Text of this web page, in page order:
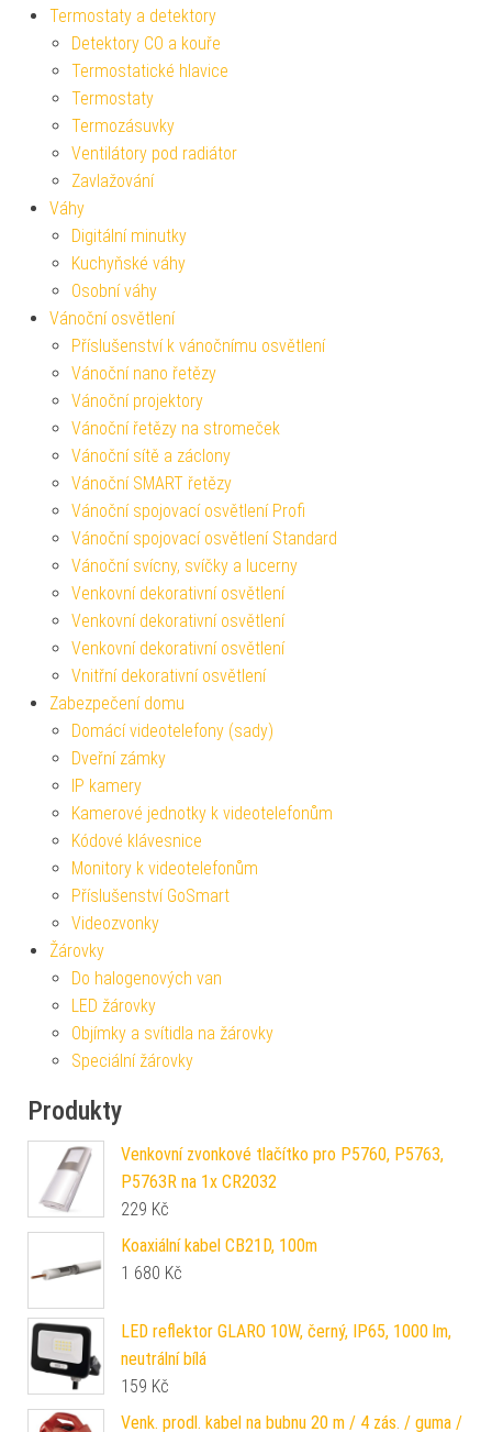
Termostaty a detektory
Detektory CO a kouře
Termostatické hlavice
Termostaty
Termozásuvky
Ventilátory pod radiátor
Zavlažování
Váhy
Digitální minutky
Kuchyňské váhy
Osobní váhy
Vánoční osvětlení
Příslušenství k vánočnímu osvětlení
Vánoční nano řetězy
Vánoční projektory
Vánoční řetězy na stromeček
Vánoční sítě a záclony
Vánoční SMART řetězy
Vánoční spojovací osvětlení Profi
Vánoční spojovací osvětlení Standard
Vánoční svícny, svíčky a lucerny
Venkovní dekorativní osvětlení
Venkovní dekorativní osvětlení
Venkovní dekorativní osvětlení
Vnitřní dekorativní osvětlení
Zabezpečení domu
Domácí videotelefony (sady)
Dveřní zámky
IP kamery
Kamerové jednotky k videotelefonům
Kódové klávesnice
Monitory k videotelefonům
Příslušenství GoSmart
Videozvonky
Žárovky
Do halogenových van
LED žárovky
Objímky a svítidla na žárovky
Speciální žárovky
Produkty
Venkovní zvonkové tlačítko pro P5760, P5763,
P5763R na 1x CR2032
229 Kč
Koaxiální kabel CB21D, 100m
1 680 Kč
LED reflektor GLARO 10W, černý, IP65, 1000 lm,
neutrální bílá
159 Kč
Venk. prodl. kabel na bubnu 20 m / 4 zás. / guma /